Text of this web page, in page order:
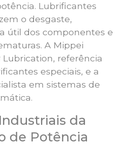
Lubrificantes
o desgaste,
útil dos componentes e
A Mippei
referência
especiais, e a
em sistemas de
da
de Potência